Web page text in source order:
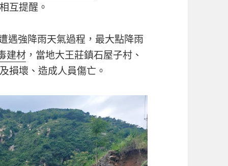
互提醒。
遇強降雨天氣過程，最大點降雨
建材 ，當地大王莊鎮石屋子村、
損壞、造成人員傷亡。